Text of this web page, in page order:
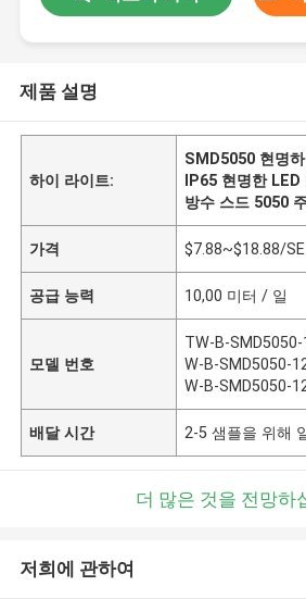
제품 설명
하이 라이트:
SMD5050 현명
IP65 현명한 LED
방수 스드 5050
가격 $7.88~$18.88/
공급 능력 10,00 미터 / 일
모델 번호
TW-B-
W-B-SMD5050-
W-B-SMD5050-
배달 시간 2-5 샘플을 위해
더 많은 것을 전망하
저희에 관하여